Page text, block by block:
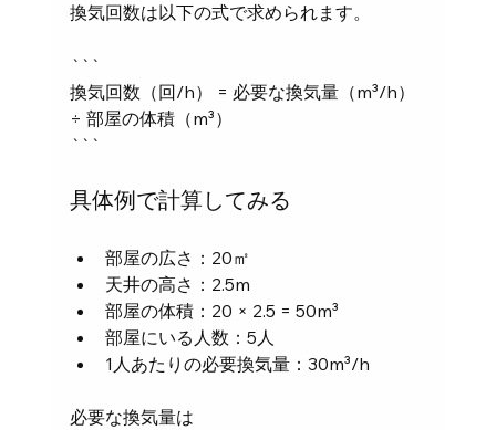
換気回数は以下の式で求められます。
```
換気回数（回/h） = 必要な換気量（m³/h）
÷ 部屋の体積（m³）
```
具体例で計算してみる
部屋の広さ：20㎡
天井の高さ：2.5m
部屋の体積：20 × 2.5 = 50m³
部屋にいる人数：5人
1人あたりの必要換気量：30m³/h
必要な換気量は